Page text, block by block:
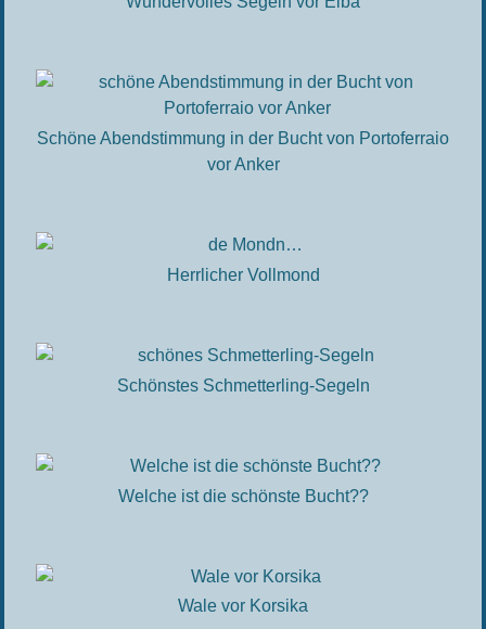
Schöne Abendstimmung in der Bucht von Portoferraio
vor Anker
Herrlicher Vollmond
Schönstes Schmetterling-Segeln
Welche ist die schönste Bucht??
Wale vor Korsika